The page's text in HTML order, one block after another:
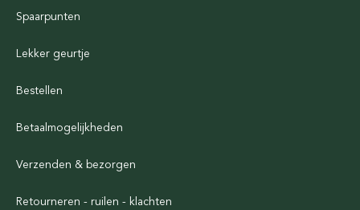
Spaarpunten
Lekker geurtje
Bestellen
Betaalmogelijkheden
Verzenden & bezorgen
Retourneren - ruilen - klachten